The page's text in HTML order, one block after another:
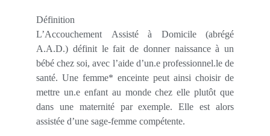
Définition
L’Accouchement Assisté à Domicile (abrégé
A.A.D.) définit le fait de donner naissance à un
bébé chez soi, avec l’aide d’un.e professionnel.le de
santé. Une femme* enceinte peut ainsi choisir de
mettre un.e enfant au monde chez elle plutôt que
dans une maternité par exemple. Elle est alors
assistée d’une sage-femme compétente.